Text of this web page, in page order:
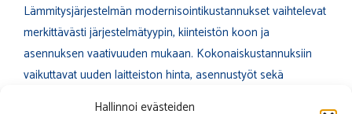
Hallinnoi evästeiden
Lämmitysjärjestelmän modernisointikustannukset vaihtelevat
merkittävästi järjestelmätyypin, kiinteistön koon ja
asennuksen vaativuuden mukaan. Kokonaiskustannuksiin
vaikuttavat uuden laitteiston hinta, asennustyöt sekä